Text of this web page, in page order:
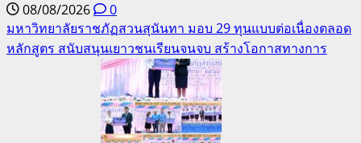
08/08/2026
0
มหาวิทยาลัยราชภัฏสวนสุนันทา มอบ 29 ทุนแบบต่อเนื่องตลอด
หลักสูตร สนับสนุนเยาวชนเรียนจนจบ สร้างโอกาสทางการ